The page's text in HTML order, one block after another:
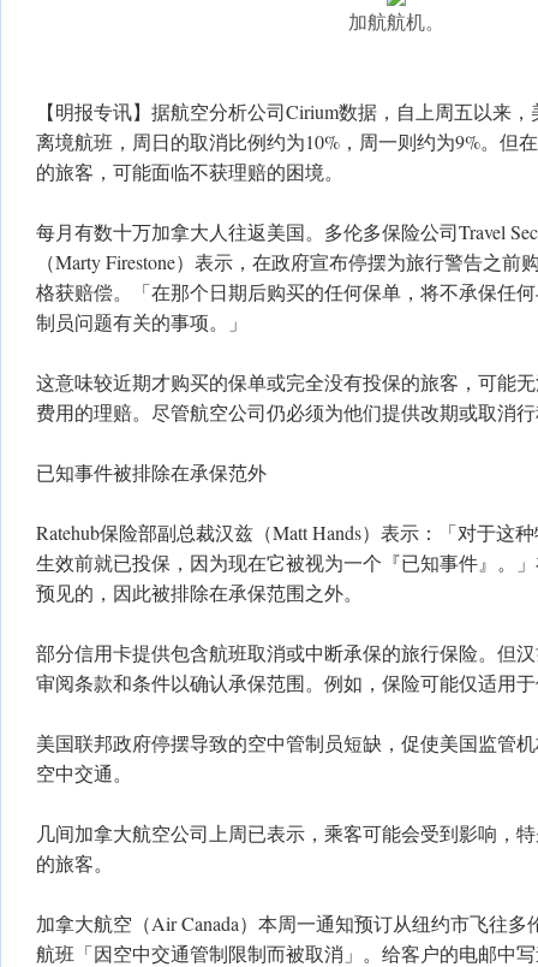
加航航机。
【明报专讯】据航空分析公司Cirium数据，自上周五以来
离境航班，周日的取消比例约为10%，周一则约为9%。但
的旅客，可能面临不获理赔的困境。
每月有数十万加拿大人往返美国。多伦多保险公司Travel
（Marty Firestone）表示，在政府宣布停摆为旅行警告之
格获赔偿。「在那个日期后购买的任何保单，将不承保任
制员问题有关的事项。」
这意味较近期才购买的保单或完全没有投保的旅客，可能
费用的理赔。尽管航空公司仍必须为他们提供改期或取消
已知事件被排除在承保范外
Ratehub保险部副总裁汉兹（Matt Hands）表示：「对于这
生效前就已投保，因为现在它被视为一个『已知事件』。
预见的，因此被排除在承保范围之外。
部分信用卡提供包含航班取消或中断承保的旅行保险。但
审阅条款和条件以确认承保范围。例如，保险可能仅适用
美国联邦政府停摆导致的空中管制员短缺，促使美国监管
空中交通。
几间加拿大航空公司上周已表示，乘客可能会受到影响，
的旅客。
加拿大航空（Air Canada）本周一通知预订从纽约市飞往
航班「因空中交通管制限制而被取消」。给客户的电邮中